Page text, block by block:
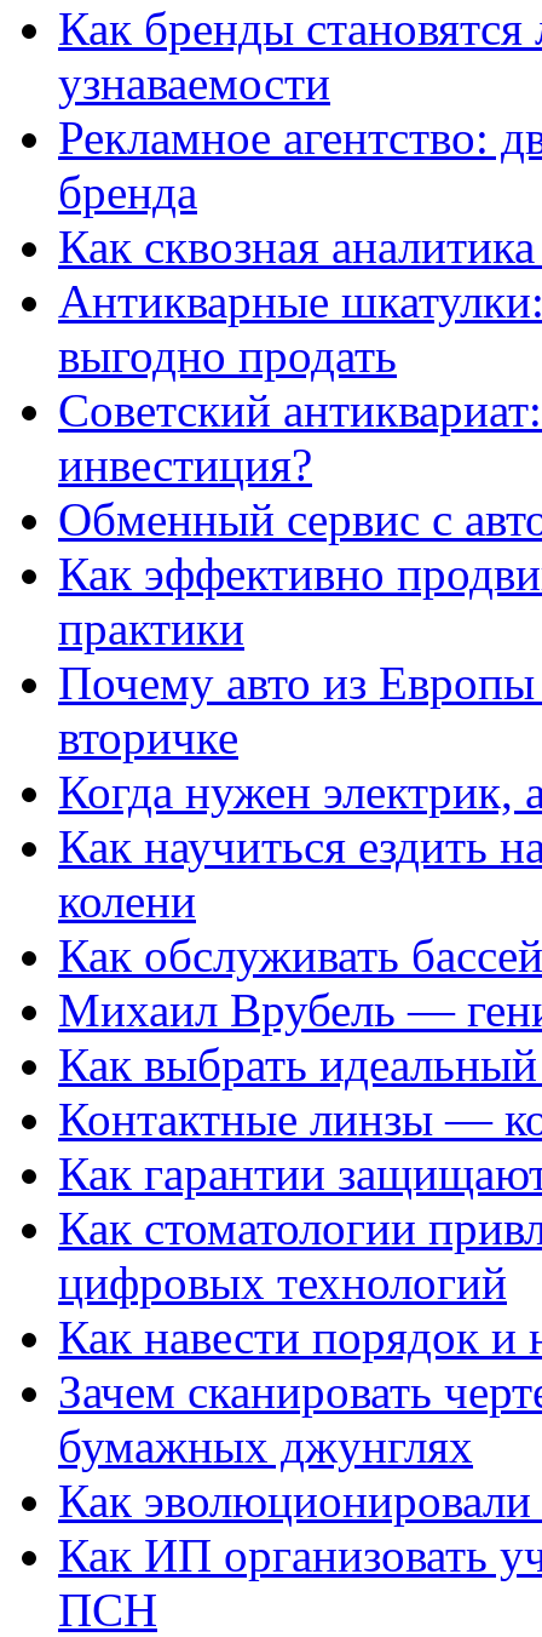
Как бренды
узнаваемости
Рекламное агентство:
бренда
Как сквозная
Антикварные
выгодно продать
Советский
инвестиция?
Обменный сервис с
Как эффективно
практики
Почему авто из
вторичке
Когда нужен электрик,
Как научиться ездить
колени
Как обслуживать
Михаил Врубель —
Как выбрать
Контактные линзы —
Как гарантии
Как стоматологии
цифровых технологий
Как навести порядок и
Зачем сканировать
бумажных джунглях
Как
Как ИП организовать
ПСН